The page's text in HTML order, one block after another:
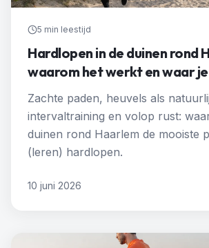
5 min leestijd
Hardlopen in de duinen rond
waarom het werkt en waar
Zachte paden, heuvels als
intervaltraining en volop rust:
duinen rond Haarlem de mooiste
(leren) hardlopen.
10 juni 2026